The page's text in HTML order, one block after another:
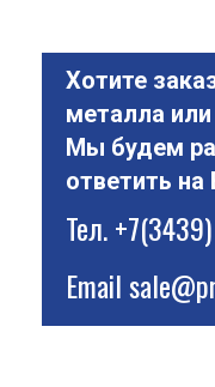
Хотите
металла
Мы будем
ответить
Тел.
Email